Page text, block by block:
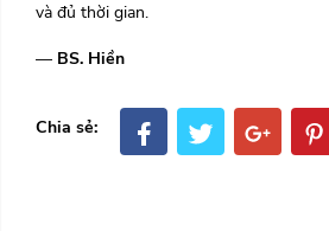
và đủ thời gian.
— BS. Hiền
Chia sẻ: